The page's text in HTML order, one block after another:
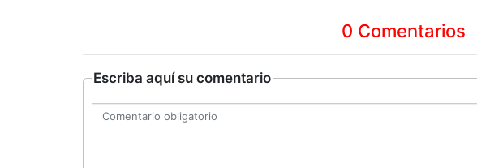
0 Comentarios
Escriba aquí su comentario